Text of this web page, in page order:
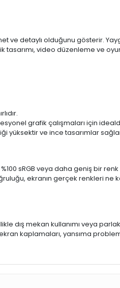
ve detaylı olduğunu gösterir.
tasarımı, video düzenleme ve
grafik çalışmaları için
yüksektir ve ince tasarımlar
sRGB veya daha geniş bir
ekranın gerçek renkleri
dış mekan kullanımı veya
kaplamaları, yansıma